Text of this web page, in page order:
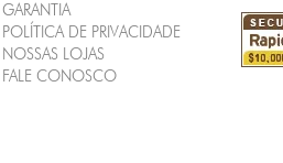
GARANTIA
POLÍTICA DE PRIVACIDADE
NOSSAS LOJAS
FALE CONOSCO